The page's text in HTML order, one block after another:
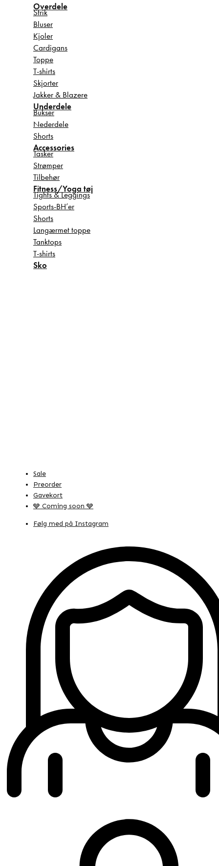
Overdele
Strik
Bluser
Kjoler
Cardigans
Toppe
T-shirts
Skjorter
Jakker & Blazere
Underdele
Bukser
Nederdele
Shorts
Accessories
Tasker
Strømper
Tilbehør
Fitness/Yoga tøj
Tights & Leggings
Sports-BH’er
Shorts
Langærmet toppe
Tanktops
T-shirts
Sko
Sale
Preorder
Gavekort
🩶 Coming soon 🩶
Følg med på Instagram